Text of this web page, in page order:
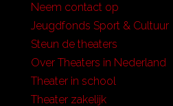
Neem contact op
Jeugdfonds Sport & Cultuur
Steun de theaters
Over Theaters in Nederland
Theater in school
Theater zakelijk